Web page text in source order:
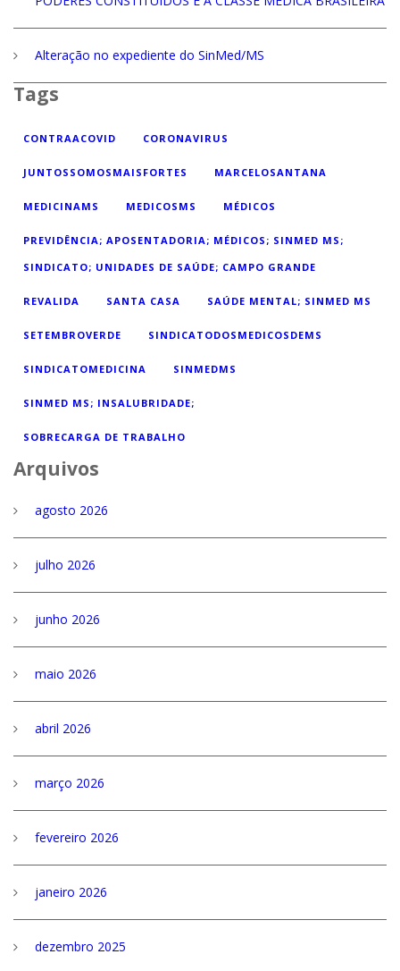
Alteração no expediente do SinMed/MS
Tags
CONTRAACOVID CORONAVIRUS
JUNTOSSOMOSMAISFORTES MARCELOSANTANA
MEDICINAMS MEDICOSMS MÉDICOS
PREVIDÊNCIA; APOSENTADORIA; MÉDICOS; SINMED MS;
SINDICATO; UNIDADES DE SAÚDE; CAMPO GRANDE
REVALIDA SANTA CASA SAÚDE MENTAL; SINMED MS
SETEMBROVERDE SINDICATODOSMEDICOSDEMS
SINDICATOMEDICINA SINMEDMS
SINMED MS; INSALUBRIDADE;
SOBRECARGA DE TRABALHO
Arquivos
agosto 2026
julho 2026
junho 2026
maio 2026
abril 2026
março 2026
fevereiro 2026
janeiro 2026
dezembro 2025